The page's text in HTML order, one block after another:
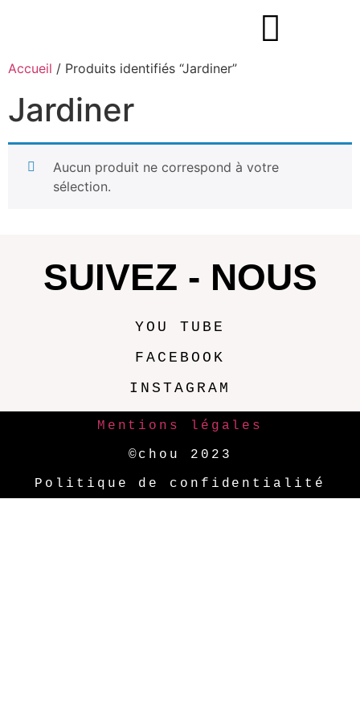
Accueil / Produits identifiés “Jardiner”
Jardiner
Aucun produit ne correspond à votre
sélection.
SUIVEZ - NOUS
YOU TUBE
FACEBOOK
INSTAGRAM
Mentions légales
©chou 2023
Politique de confidentialité